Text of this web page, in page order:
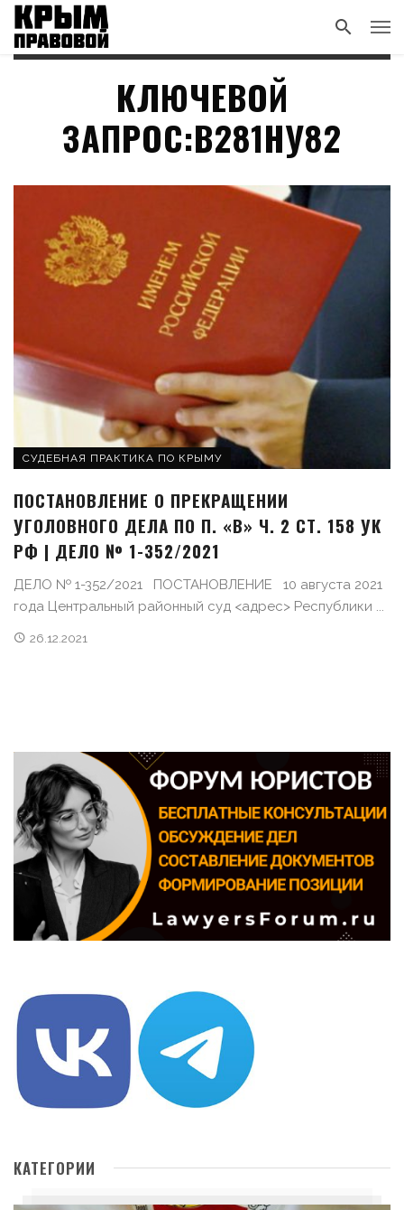
КЛЮЧЕВОЙ
ЗАПРОС:В281НУ82
СУДЕБНАЯ ПРАКТИКА ПО КРЫМУ
ПОСТАНОВЛЕНИЕ О ПРЕКРАЩЕНИИ
УГОЛОВНОГО ДЕЛА ПО П. «В» Ч. 2 СТ. 158 УК
РФ | ДЕЛО № 1-352/2021
ДЕЛО № 1-352/2021 ПОСТАНОВЛЕНИЕ 10 августа 2021
года Центральный районный суд <адрес> Республики ...
26.12.2021
КАТЕГОРИИ